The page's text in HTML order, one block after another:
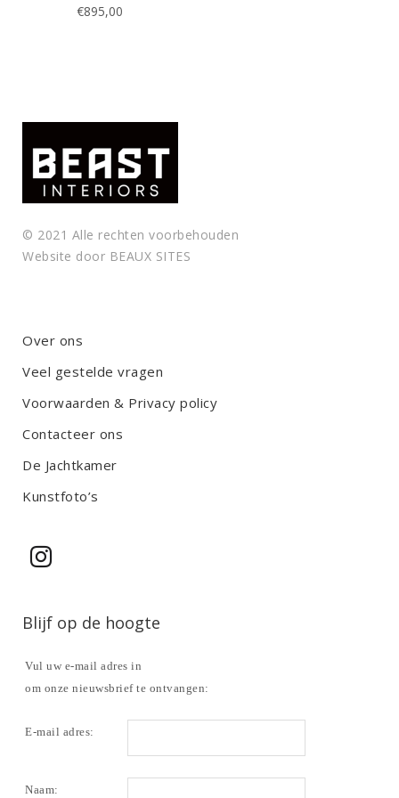
€895,00
© 2021 Alle rechten voorbehouden
Website door BEAUX SITES
Over ons
Veel gestelde vragen
Voorwaarden & Privacy policy
Contacteer ons
De Jachtkamer
Kunstfoto’s
Blijf op de hoogte
Vul uw e-mail adres in
om onze nieuwsbrief te ontvangen:
E-mail adres:
Naam: